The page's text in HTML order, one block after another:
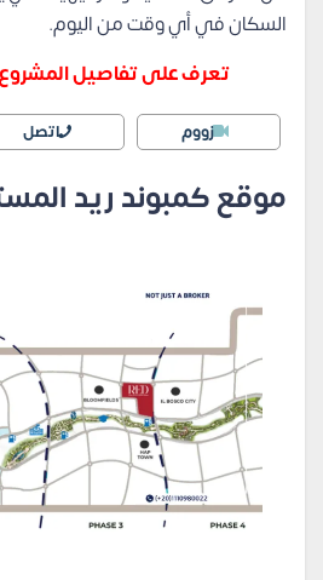
السكان في أي وقت من اليوم.
تعرف على تفاصيل
زووم اتصل
موقع كمبوند ريد